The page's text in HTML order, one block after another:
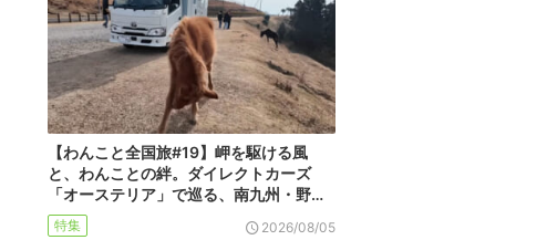
【わんこと全国旅#19】岬を駆ける風
と、わんことの絆。ダイレクトカーズ
「オーステリア」で巡る、南九州・野…
特集 2026/08/05